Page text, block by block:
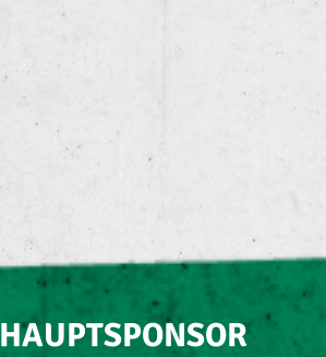
HAUPTSPONSOR